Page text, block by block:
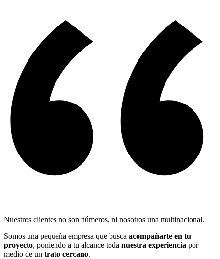
Nuestros clientes no son números, ni nosotros una multinacional.
Somos una pequeña empresa que busca acompañarte en tu
proyecto, poniendo a tu alcance toda nuestra experiencia por
medio de un trato cercano.